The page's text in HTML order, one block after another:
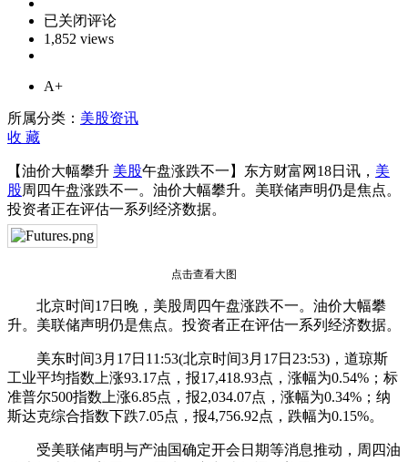
油
价
攀
升
午
盘
涨
跌
不
已关闭评论
1,852 views
A+
所属分类： 美股资讯
收 藏
【油价大幅攀升 美股午盘涨跌不一】东方财富网18日讯， 美
股周四午盘涨跌不一。油价大幅攀升。美联储声明仍是焦点。
投资者正在评估一系列经济数据。
点击查看大图
北京时间17日晚，美股周四午盘涨跌不一。油价大幅攀
升。美联储声明仍是焦点。投资者正在评估一系列经济数据。
美东时间3月17日11:53(北京时间3月17日23:53)，道琼斯
工业平均指数上涨93.17点，报17,418.93点，涨幅为0.54%；标
准普尔500指数上涨6.85点，报2,034.07点，涨幅为0.34%；纳
斯达克综合指数下跌7.05点，报4,756.92点，跌幅为0.15%。
受美联储声明与产油国确定开会日期等消息推动，周四油